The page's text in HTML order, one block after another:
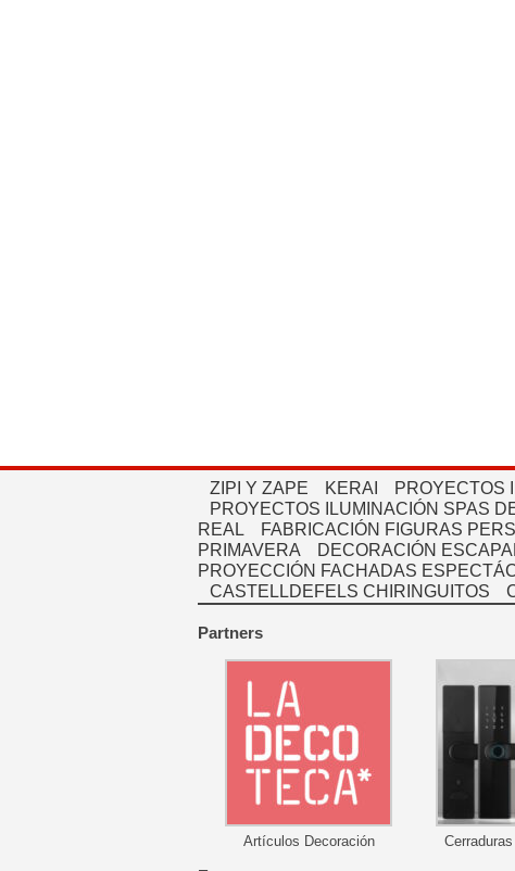
ZIPI Y ZAPE KERAI PROYECTOS
PROYECTOS ILUMINACIÓN SPAS
REAL
FABRICACIÓN FIGURAS
PRIMAVERA
DECORACIÓN
PROYECCIÓN FACHADAS
CASTELLDEFELS CHIRINGUITOS
Partners
Artículos Decoración